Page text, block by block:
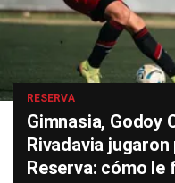
RESERVA
Gimnasia, Godoy
Rivadavia
Reserva: cómo le